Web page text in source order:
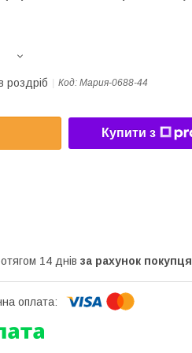
роздріб Код: Мария-0688-44
Купити з
14 днів за рахунок покупця